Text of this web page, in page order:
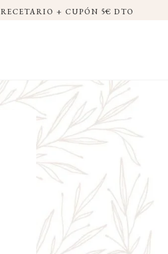
RECETARIO + CUPÓN 5€ DTO